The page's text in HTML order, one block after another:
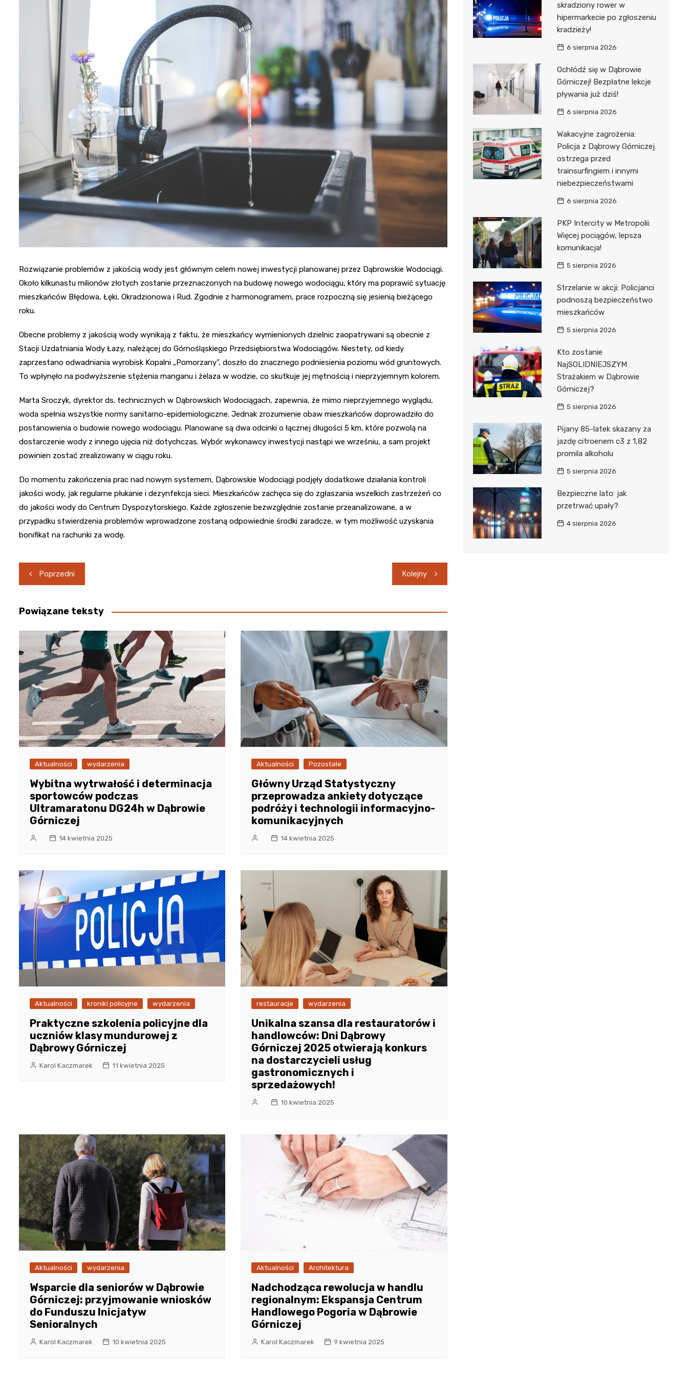
Kino
Księgarnia
Rozwiązanie problemów z jakością wody jest głównym celem nowej inwestycji planowanej przez Dąbrowskie Wodociągi.
Około kilkunastu milionów złotych zostanie przeznaczonych na budowę nowego wodociągu, który ma poprawić sytuację
mieszkańców Błędowa, Łęki, Okradzionowa i Rud. Zgodnie z harmonogramem, prace rozpoczną się jesienią bieżącego
roku.
Obecne problemy z jakością wody wynikają z faktu, że mieszkańcy wymienionych dzielnic zaopatrywani są obecnie z
Stacji Uzdatniania Wody Łazy, należącej do Górnośląskiego Przedsiębiorstwa Wodociągów. Niestety, od kiedy
zaprzestano odwadniania wyrobisk Kopalni „Pomorzany”, doszło do znacznego podniesienia poziomu wód gruntowych.
To wpłynęło na podwyższenie stężenia manganu i żelaza w wodzie, co skutkuje jej mętnością i nieprzyjemnym kolorem.
Marta Sroczyk, dyrektor ds. technicznych w Dąbrowskich Wodociągach, zapewnia, że mimo nieprzyjemnego wyglądu,
woda spełnia wszystkie normy sanitarno-epidemiologiczne. Jednak zrozumienie obaw mieszkańców doprowadziło do
postanowienia o budowie nowego wodociągu. Planowane są dwa odcinki o łącznej długości 5 km, które pozwolą na
dostarczenie wody z innego ujęcia niż dotychczas. Wybór wykonawcy inwestycji nastąpi we wrześniu, a sam projekt
powinien zostać zrealizowany w ciągu roku.
Do momentu zakończenia prac nad nowym systemem, Dąbrowskie Wodociągi podjęły dodatkowe działania kontroli
jakości wody, jak regularne płukanie i dezynfekcja sieci. Mieszkańców zachęca się do zgłaszania wszelkich zastrzeżeń co
do jakości wody do Centrum Dyspozytorskiego. Każde zgłoszenie bezwzględnie zostanie przeanalizowane, a w
przypadku stwierdzenia problemów wprowadzone zostaną odpowiednie środki zaradcze, w tym możliwość uzyskania
bonifikat na rachunki za wodę.
Nawigacja
wpisu
Poprzedni Kolejny
Powiązane teksty
Aktualności wydarzenia
Wybitna wytrwałość i determinacja
sportowców podczas
Ultramaratonu DG24h w Dąbrowie
Górniczej
14 kwietnia 2025
Aktualności Pozostałe
Główny Urząd Statystyczny
przeprowadza ankiety dotyczące
podróży i technologii informacyjno-
komunikacyjnych
14 kwietnia 2025
Aktualności kroniki policyjne wydarzenia
Praktyczne szkolenia policyjne dla
uczniów klasy mundurowej z
Dąbrowy Górniczej
Karol Kaczmarek 11 kwietnia 2025
restauracje wydarzenia
Unikalna szansa dla restauratorów i
handlowców: Dni Dąbrowy
Górniczej 2025 otwierają konkurs
na dostarczycieli usług
gastronomicznych i
sprzedażowych!
10 kwietnia 2025
Aktualności wydarzenia
Wsparcie dla seniorów w Dąbrowie
Górniczej: przyjmowanie wniosków
do Funduszu Inicjatyw
Senioralnych
Karol Kaczmarek 10 kwietnia 2025
Aktualności Architektura
Nadchodząca rewolucja w handlu
regionalnym: Ekspansja Centrum
Handlowego Pogoria w Dąbrowie
Górniczej
Karol Kaczmarek 9 kwietnia 2025
skradziony rower w
hipermarkecie po zgłoszeniu
kradzieży!
6 sierpnia 2026
Ochłódź się w Dąbrowie
Górniczej! Bezpłatne lekcje
pływania już dziś!
6 sierpnia 2026
Wakacyjne zagrożenia:
Policja z Dąbrowy Górniczej
ostrzega przed
trainsurfingiem i innymi
niebezpieczeństwami
6 sierpnia 2026
PKP Intercity w Metropolii:
Więcej pociągów, lepsza
komunikacja!
5 sierpnia 2026
Strzelanie w akcji: Policjanci
podnoszą bezpieczeństwo
mieszkańców
5 sierpnia 2026
Kto zostanie
NajSOLIDNIEJSZYM
Strażakiem w Dąbrowie
Górniczej?
5 sierpnia 2026
Pijany 85-latek skazany za
jazdę citroenem c3 z 1,82
promila alkoholu
5 sierpnia 2026
Bezpieczne lato: jak
przetrwać upały?
4 sierpnia 2026